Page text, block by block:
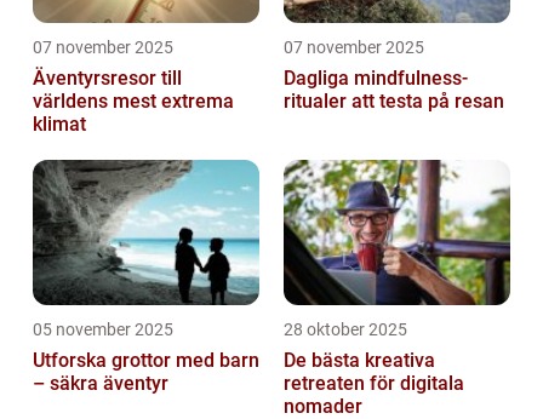
07 november 2025
Äventyrsresor till
världens mest extrema
klimat
07 november 2025
Dagliga mindfulness-
ritualer att testa på resan
05 november 2025
Utforska grottor med barn
– säkra äventyr
28 oktober 2025
De bästa kreativa
retreaten för digitala
nomader